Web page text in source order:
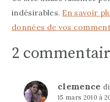
indésirables. En savoir
données de vos
2
clemence
15 mars 2010 à